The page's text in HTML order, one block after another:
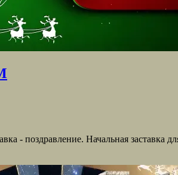
Начальная заставка